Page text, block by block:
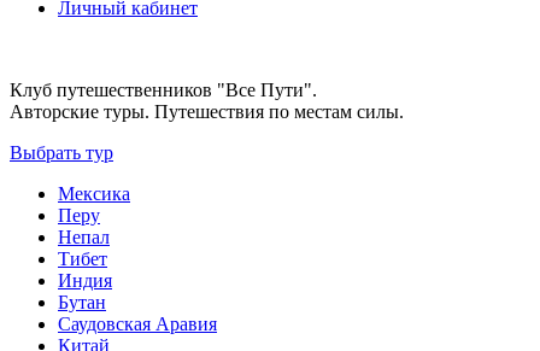
Личный кабинет
Клуб путешественников "Все Пути".
Авторские туры. Путешествия по местам силы.
Выбрать тур
Мексика
Перу
Непал
Тибет
Индия
Бутан
Саудовская Аравия
Китай